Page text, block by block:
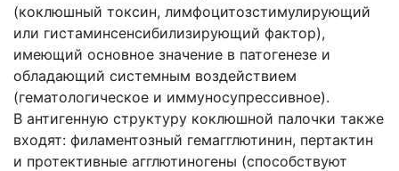
(коклюшный токсин, лимфоцитозстимулирующий
или гистаминсенсибилизирующий фактор),
имеющий основное значение в патогенезе и
обладающий системным воздействием
(гематологическое и иммуносупрессивное).
В антигенную структуру коклюшной палочки также
входят: филаментозный гемагглютинин, пертактин
и протективные агглютиногены (способствуют